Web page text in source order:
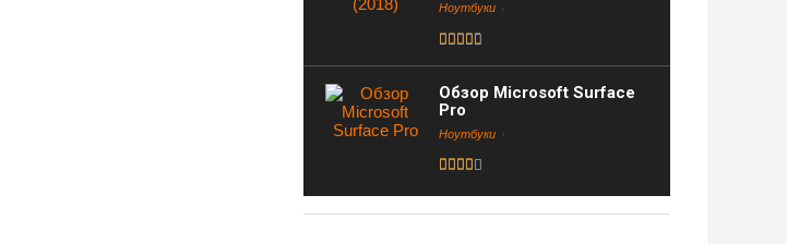
Ноутбуки
Обзор Microsoft Surface
Pro
Ноутбуки